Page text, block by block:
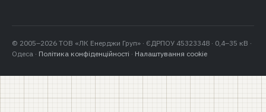
© 2005–2026 ТОВ «ЛК Енерджи Груп» · ЄДРПОУ 45323348 · 0,4–35 кВ ·
Одеса · Політика конфіденційності · Налаштування cookie